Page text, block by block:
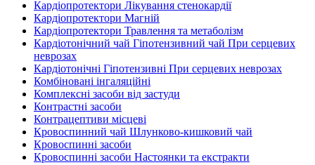
Кардіопротектори Лікування стенокардії
Кардіопротектори Магній
Кардіопротектори Травлення та метаболізм
Кардіотонічний чай Гіпотензивний чай При серцевих
неврозах
Кардіотонічні Гіпотензивні При серцевих неврозах
Комбіновані інгаляційні
Комплексні засоби від застуди
Контрастні засоби
Контрацептиви місцеві
Кровоспинний чай Шлунково-кишковий чай
Кровоспинні засоби
Кровоспинні засоби Настоянки та екстракти